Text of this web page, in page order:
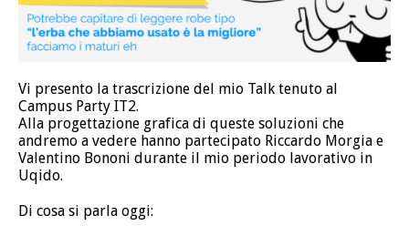
Vi presento la trascrizione del mio Talk tenuto al
Campus Party IT2.
Alla progettazione grafica di queste soluzioni che
andremo a vedere hanno partecipato Riccardo Morgia e
Valentino Bononi durante il mio periodo lavorativo in
Uqido.
Di cosa si parla oggi: